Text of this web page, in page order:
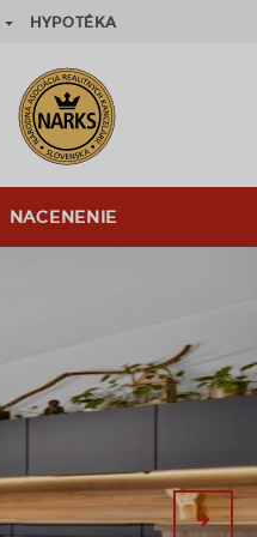
HYPOTÉKA
NACENENIE